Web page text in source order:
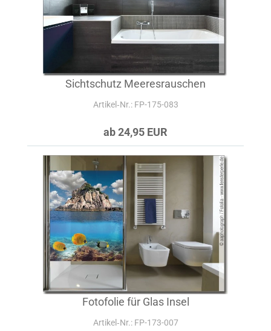
Sichtschutz Meeresrauschen
Artikel‑Nr.: FP-175-083
ab 24,95 EUR
Fotofolie für Glas Insel
Artikel‑Nr.: FP-173-007